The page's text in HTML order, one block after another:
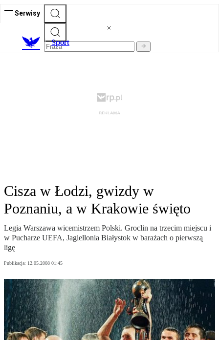
Serwisy
Sport
Cisza w Łodzi, gwizdy w
Poznaniu, a w Krakowie święto
Legia Warszawa wicemistrzem Polski. Groclin na trzecim miejscu i
w Pucharze UEFA, Jagiellonia Białystok w barażach o pierwszą
ligę
Publikacja: 12.05.2008 01:45